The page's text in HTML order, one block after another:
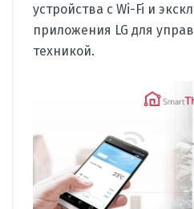
устройства с Wi-Fi и
приложения LG для
техникой.